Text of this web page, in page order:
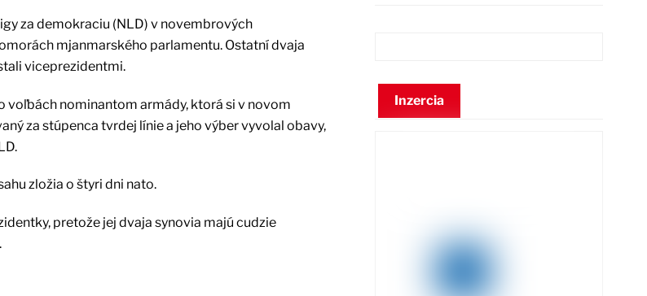
za demokraciu (NLD) v novembrových
mjanmarského parlamentu. Ostatní dvaja
viceprezidentmi.
voľbách nominantom armády, ktorá si v novom
za stúpenca tvrdej línie a jeho výber vyvolal obavy,
zložia o štyri dni nato.
pretože jej dvaja synovia majú cudzie
Inzercia